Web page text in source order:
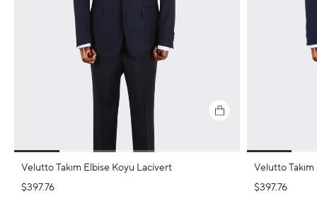
Velutto Takım Elbise Koyu Lacivert
$397.76
Velutto
$397.76